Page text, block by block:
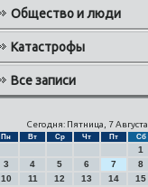
Общество и люди
Катастрофы
Все записи
Сегодня: Пятница, 7 Августа
Пн Вт Ср Чт Пт Сб
1
3
4 5 6 7 8
10
11 12 13 14 15